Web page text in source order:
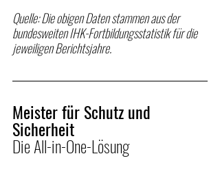
Quelle: Die obigen Daten stammen aus der
bundesweiten IHK-Fortbildungsstatistik für die
jeweiligen Berichtsjahre.
Meister für Schutz und
Sicherheit
Die All-in-One-Lösung​